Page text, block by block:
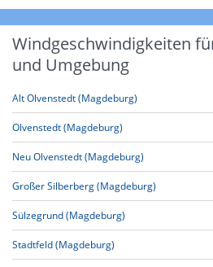
Windgeschwindigkeiten
und Umgebung
Alt Olvenstedt (Magdeburg)
Olvenstedt (Magdeburg)
Neu Olvenstedt (Magdeburg)
Großer Silberberg (Magdeburg)
Sülzegrund (Magdeburg)
Stadtfeld (Magdeburg)